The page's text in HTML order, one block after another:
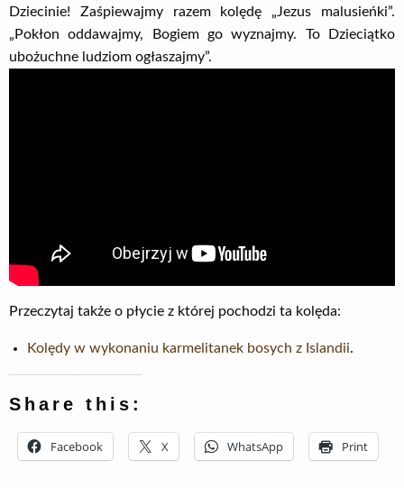
Dziecinie! Zaśpiewajmy razem kolędę „Jezus malusieńki”.
„Pokłon oddawajmy, Bogiem go wyznajmy. To Dzieciątko
ubożuchne ludziom ogłaszajmy”.
Przeczytaj także o płycie z której pochodzi ta kolęda:
Kolędy w wykonaniu karmelitanek bosych z Islandii.
Share this:
Facebook X WhatsApp Print